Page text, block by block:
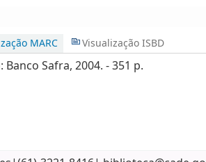
MARC Visualização ISBD
Safra, 2004. - 351 p.